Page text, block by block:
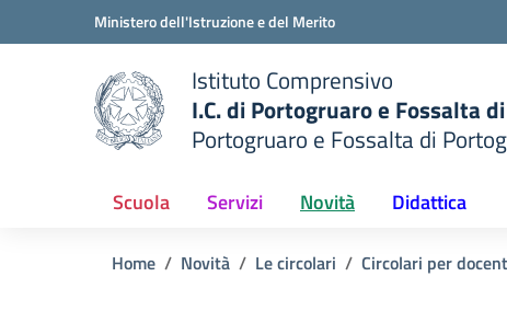
Vai ai contenuti
Vai al menu di navigazioneMinistero dell'Istruzione e del Merito
Istituto Comprensivo
I.C. di Portogruaro e Fossalta
Portogruaro e Fossalta di
Scuola Servizi Novità Didattica
Home Novità Le circolari Circolari per